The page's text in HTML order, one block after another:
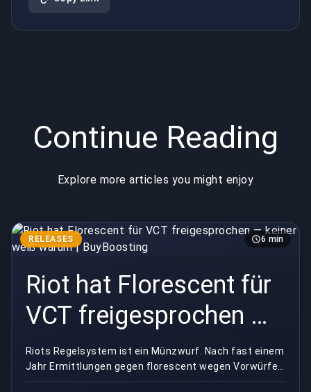
Continue Reading
Explore more articles you might enjoy
RELEASES 6 min
Riot hat Florescent für
VCT freigesprochen —
keiner weiß warum |
BuyBoosting
Riots Regelsystem ist ein Münzwurf. Nach fast einem
Jahr Ermittlungen gegen florescent wegen Vorwürfen
sexueller Übergriffe hat Riot sie still und lei...